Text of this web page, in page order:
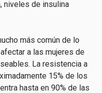
más común de lo
a las mujeres de
La resistencia a
15% de los
hasta en 90% de las